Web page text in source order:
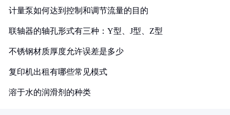
计量泵如何达到控制和调节流量的目的
联轴器的轴孔形式有三种：Y型、J型、Z型
不锈钢材质厚度允许误差是多少
复印机出租有哪些常见模式
溶于水的润滑剂的种类